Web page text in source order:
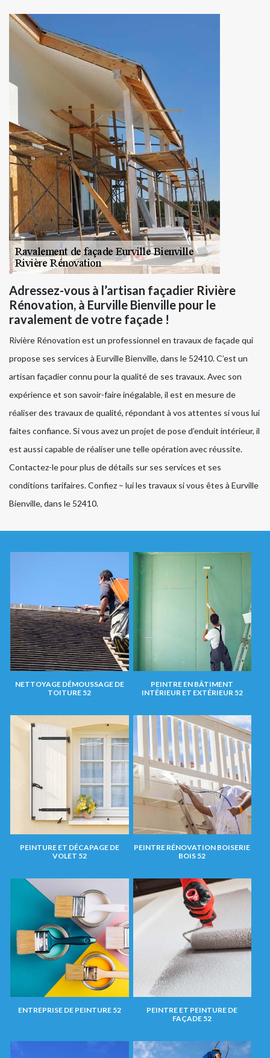
Adressez-vous à l’artisan façadier Rivière
Rénovation, à Eurville Bienville pour le
ravalement de votre façade !
Rivière Rénovation est un professionnel en travaux de façade qui
propose ses services à Eurville Bienville, dans le 52410. C’est un
artisan façadier connu pour la qualité de ses travaux. Avec son
expérience et son savoir-faire inégalable, il est en mesure de
réaliser des travaux de qualité, répondant à vos attentes si vous lui
faites confiance. Si vous avez un projet de pose d’enduit intérieur, il
est aussi capable de réaliser une telle opération avec réussite.
Contactez-le pour plus de détails sur ses services et ses
conditions tarifaires. Confiez – lui les travaux si vous êtes à Eurville
Bienville, dans le 52410.
NETTOYAGE DÉMOUSSAGE DE
TOITURE 52
PEINTRE EN BÂTIMENT
INTÉRIEUR ET EXTÉRIEUR 52
PEINTURE ET DÉCAPAGE DE
VOLET 52
PEINTRE RÉNOVATION BOISERIE
BOIS 52
ENTREPRISE DE PEINTURE 52
PEINTRE ET PEINTURE DE
FAÇADE 52